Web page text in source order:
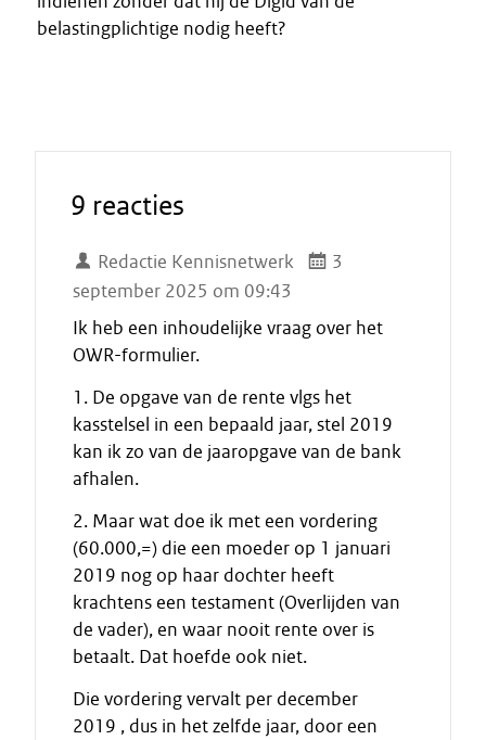
belastingplichtige nodig heeft?
9 reacties
Redactie Kennisnetwerk
3
september 2025 om 09:43
Ik heb een inhoudelijke vraag over het
OWR-formulier.
1. De opgave van de rente vlgs het
kasstelsel in een bepaald jaar, stel 2019
kan ik zo van de jaaropgave van de bank
afhalen.
2. Maar wat doe ik met een vordering
(60.000,=) die een moeder op 1 januari
2019 nog op haar dochter heeft
krachtens een testament (Overlijden van
de vader), en waar nooit rente over is
betaalt. Dat hoefde ook niet.
Die vordering vervalt per december
2019 , dus in het zelfde jaar, door een